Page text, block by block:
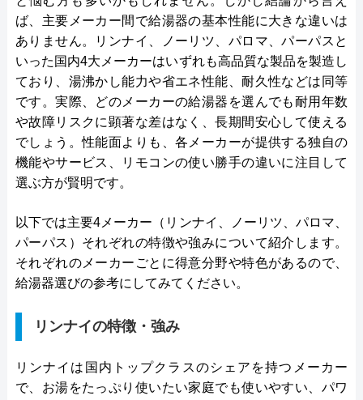
ば、主要メーカー間で給湯器の基本性能に大きな違いは
ありません。リンナイ、ノーリツ、パロマ、パーパスと
いった国内4大メーカーはいずれも高品質な製品を製造し
ており、湯沸かし能力や省エネ性能、耐久性などは同等
です。実際、どのメーカーの給湯器を選んでも耐用年数
や故障リスクに顕著な差はなく、長期間安心して使える
でしょう。性能面よりも、各メーカーが提供する独自の
機能やサービス、リモコンの使い勝手の違いに注目して
選ぶ方が賢明です。
以下では主要4メーカー（リンナイ、ノーリツ、パロマ、
パーパス）それぞれの特徴や強みについて紹介します。
それぞれのメーカーごとに得意分野や特色があるので、
給湯器選びの参考にしてみてください。
リンナイの特徴・強み
リンナイは国内トップクラスのシェアを持つメーカー
で、お湯をたっぷり使いたい家庭でも使いやすい、パワ